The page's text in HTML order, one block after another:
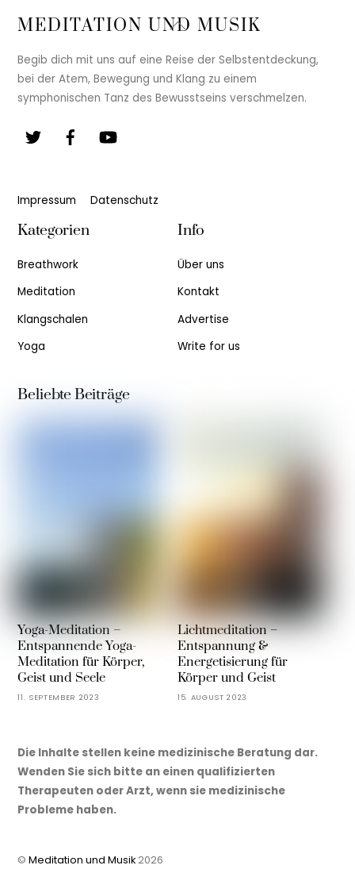
Back
Top
MEDITATION UND MUSIK
Begib dich mit uns auf eine Reise der Selbstentdeckung,
bei der Atem, Bewegung und Klang zu einem
symphonischen Tanz des Bewusstseins verschmelzen.
Impressum Datenschutz
Kategorien
Breathwork
Meditation
Klangschalen
Yoga
Info
Über uns
Kontakt
Advertise
Write for us
Beliebte Beiträge
Yoga-Meditation –
Entspannende Yoga-
Meditation für Körper,
Geist und Seele
11. SEPTEMBER 2023
Lichtmeditation –
Entspannung &
Energetisierung für
Körper und Geist
15. AUGUST 2023
Die Inhalte stellen keine medizinische Beratung dar.
Wenden Sie sich bitte an einen qualifizierten
Therapeuten oder Arzt, wenn sie medizinische
Probleme haben.
©Meditation und Musik2026